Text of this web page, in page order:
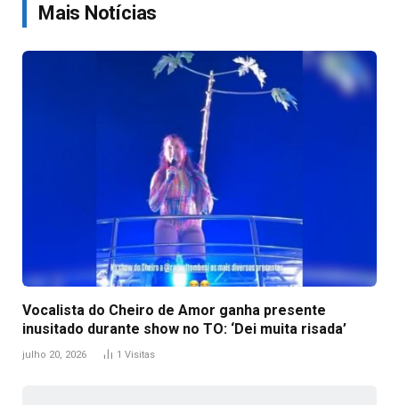
Mais Notícias
Vocalista do Cheiro de Amor ganha presente
inusitado durante show no TO: ‘Dei muita risada’
julho 20, 2026 1 Visitas